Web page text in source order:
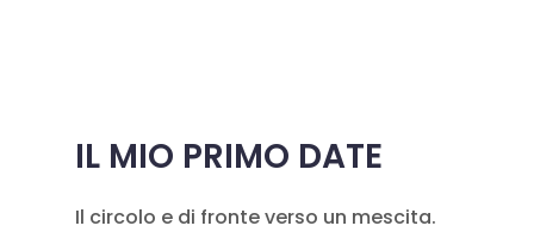
IL MIO PRIMO DATE
Il circolo e di fronte verso un mescita.